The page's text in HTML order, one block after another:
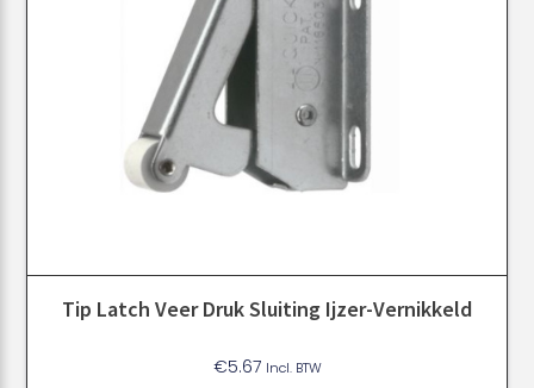
Tip Latch Veer Druk Sluiting Ijzer-Vernikkeld
€5.67 Incl. BTW